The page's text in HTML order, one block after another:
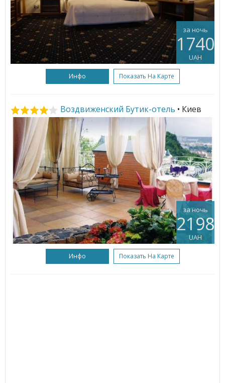
за ночь
1740
UAH
Инфо Показать На Карте
Воздвиженский Бутик-отель • Киев
за ночь
2198
UAH
Инфо Показать На Карте